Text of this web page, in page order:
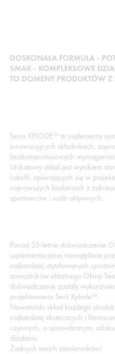
DOSKONAŁA FORMUŁA -
SMAK - KOMPLEKSOWE
TO DOMENY PRODUKTÓW Z
Seria XPLODE™ to suplementy
innowacyjnych składnikach,
bezkompromisowych
Unikatowy skład jest wynikiem
Labs®, opierających się w
najnowszych badaniach z
sportowców i osób aktywnych.
Ponad 25-letnie doświadczenie
suplementacyjnej niewątpliwie
najbardziej utytułowanych
zawodników elitarnego Olimp
doświadczenie zostały
projektowania Serii Xplode™.
Nowatorski skład każdego
najbardziej skutecznych i
czynnych, o sprawdzonym,
działaniu.
Żadnych tanich zamienników!